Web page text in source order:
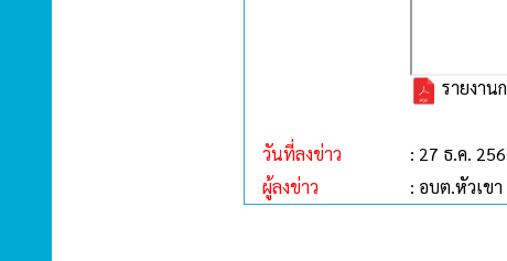
รายงา
วันที่ลงข่าว
: 27 ธ.ค.
ผู้ลงข่าว
: อบต.หัวเขา